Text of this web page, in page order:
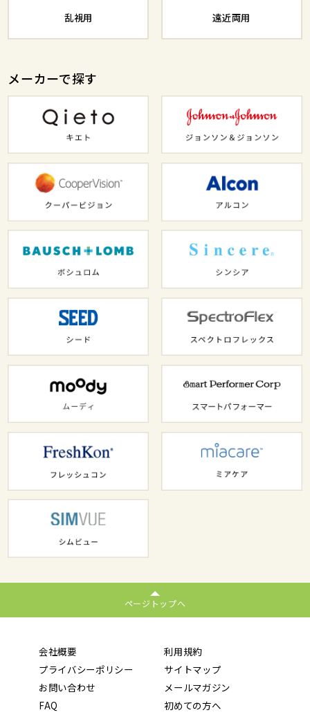
乱視用 遠近両用
メーカーで探す
ページトップへ
会社概要
利用規約
プライバシーポリシー
サイトマップ
お問い合わせ
メールマガジン
FAQ
初めての方へ